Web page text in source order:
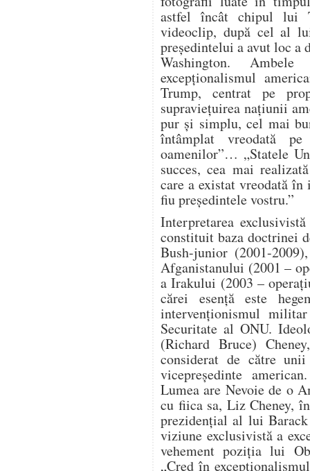
astfel încât chipul lui
videoclip, după cel al
președintelui a avut loc a
Washington.
excepționalismul
Trump, centrat pe
supraviețuirea națiunii
pur și simplu, cel mai
întâmplat vreodată
oamenilor”… „Statele
succes, cea mai
care a existat vreodată
fiu președintele vostru.”
Interpretarea
constituit baza doctrinei
Bush-junior (2001-
Afganistanului (2001 –
a Irakului (2003 –
cărei esență este
intervenționismul
Securitate al ONU.
(Richard Bruce)
considerat de către
vicepreședinte
Lumea are Nevoie de o
cu fiica sa, Liz Cheney,
prezidențial al lui Barack
viziune exclusivistă a
vehement poziția lui
„Cred în